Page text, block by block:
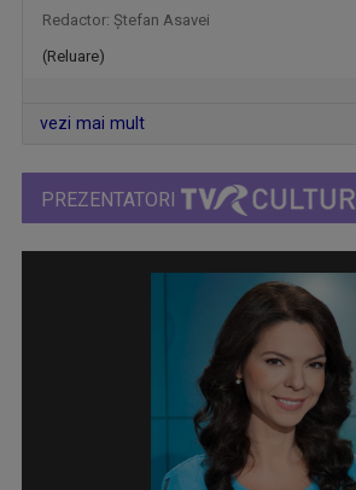
MIC DEJUN CU UN CAMPION
Telespectatorii au numit-o „ora în care vrem ...
Redactor: Ştefan Asavei
(Reluare)
vezi mai mult
PREZENTATORI